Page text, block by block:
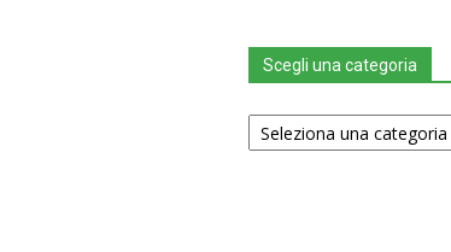
Scegli una categoria
Scegli
una